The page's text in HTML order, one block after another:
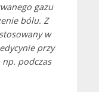
gazu
bólu. Z
w
przy
podczas